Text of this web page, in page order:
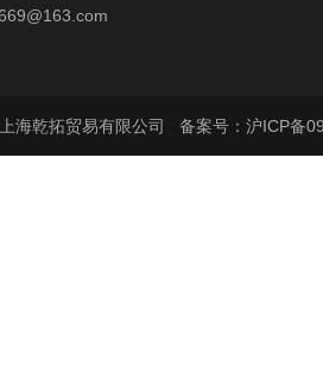
海乾拓贸易有限公司 备案号：沪ICP备